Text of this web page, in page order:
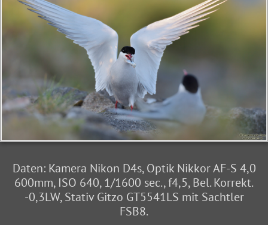
Daten: Kamera Nikon D4s, Optik Nikkor AF-S 4,0
600mm, ISO 640, 1/1600 sec., f4,5, Bel. Korrekt.
-0,3LW, Stativ Gitzo GT5541LS mit Sachtler
FSB8.